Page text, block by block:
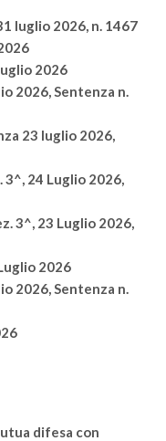
luglio 2026, n. 1467
2026
2026, Sentenza n.
23 luglio 2026,
3^, 24 Luglio 2026,
3^, 23 Luglio 2026,
2026
2026, Sentenza n.
difesa con